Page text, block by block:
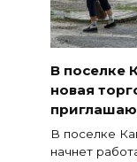
В поселке
новая
В поселке
начнет